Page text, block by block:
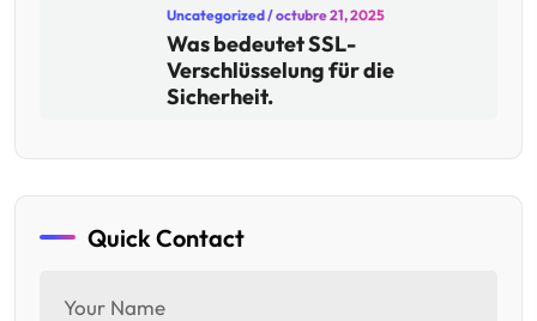
Uncategorized/ octubre 21, 2025
Was bedeutet SSL-
Verschlüsselung für die
Sicherheit.
Quick Contact